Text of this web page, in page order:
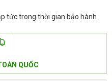
tức trong thời gian bảo hành
QUỐC